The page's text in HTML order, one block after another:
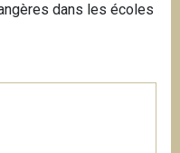
dans les écoles